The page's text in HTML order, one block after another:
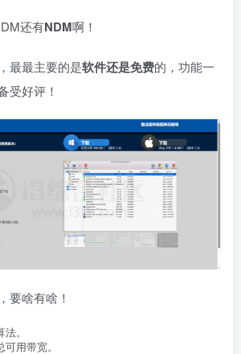
还有NDM啊！
最最主要的是软件还是免费的，功能一
受好评！
要啥有啥！
。
用带宽。